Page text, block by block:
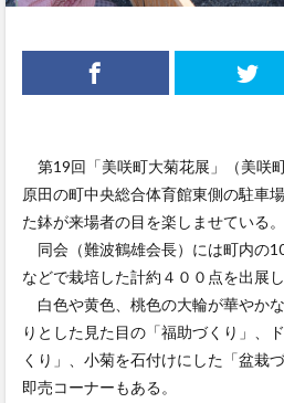
第19回「美咲町大菊花展」（美咲
原田の町中央総合体育館東側の駐車
た鉢が来場者の目を楽しませている。
同会（難波鶴雄会長）には町内の
などで栽培した計約４００点を出展し
白色や黄色、桃色の大輪が華やか
りとした見た目の「福助づくり」、
くり」、小菊を石付けにした「盆栽
即売コーナーもある。